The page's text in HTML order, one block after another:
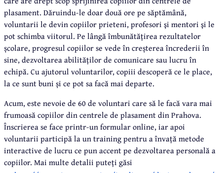
plasament. Dăruindu-le doar două ore pe săptămână,
voluntarii le devin copiilor prieteni, profesori şi mentori şi le
pot schimba viitorul. Pe lângă îmbunătățirea rezultatelor
școlare, progresul copiilor se vede în creșterea încrederii în
sine, dezvoltarea abilităților de comunicare sau lucru în
echipă. Cu ajutorul voluntarilor, copiii descoperă ce le place,
la ce sunt buni și ce pot sa facă mai departe.
Acum, este nevoie de 60 de voluntari care să le facă vara mai
frumoasă copiilor din centrele de plasament din Prahova.
Înscrierea se face printr-un formular online, iar apoi
voluntarii participă la un training pentru a învață metode
interactive de lucru ce pun accent pe dezvoltarea personală a
copiilor. Mai multe detalii puteți găsi